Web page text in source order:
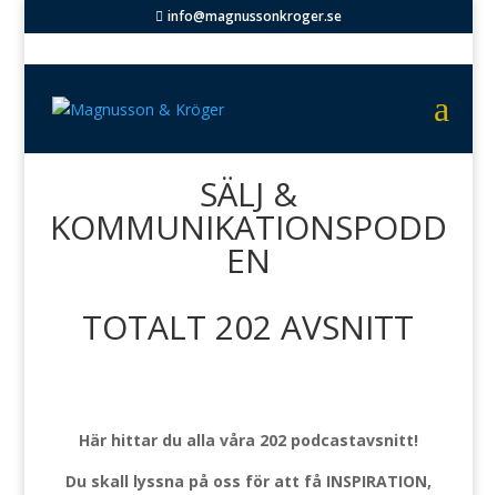
info@magnussonkroger.se
SÄLJ &
KOMMUNIKATIONSPODD
EN
TOTALT 202 AVSNITT
Här hittar du alla våra 202 podcastavsnitt!
Du skall lyssna på oss för att få INSPIRATION,